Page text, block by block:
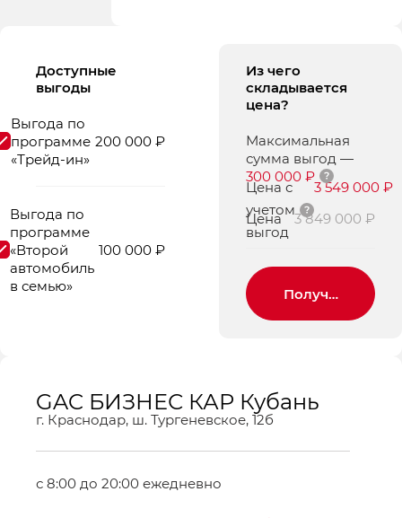
Доступные
выгоды
200 000 ₽
Выгода по
программе
«Трейд-ин»
100 000 ₽
Выгода по
программе
«Второй
автомобиль
в семью»
Из чего
складывается
цена?
Максимальная
сумма выгод —
300 000 ₽
Цена с
учетом
выгод
3 549 000 ₽
Цена
3 849 000 ₽
Получить
GAC БИЗНЕС КАР Кубань
г. Краснодар, ш. Тургеневское, 12б
с 8:00 до 20:00 ежедневно